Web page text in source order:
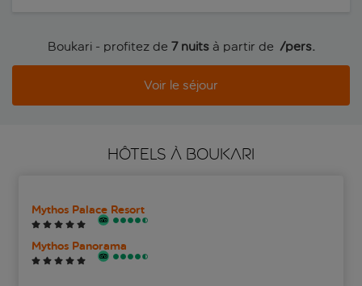
Boukari - profitez de 7 nuitsà partir de /pers.
Voir le séjour
HÔTELS À BOUKARI
Mythos Palace Resort
Mythos Panorama